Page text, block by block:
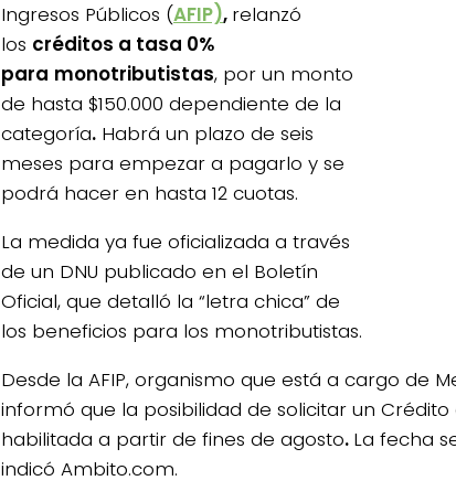
Ingresos Públicos (AFIP), relanzó
los créditos a tasa 0%
para monotributistas, por un monto
de hasta $150.000 dependiente de la
categoría. Habrá un plazo de seis
meses para empezar a pagarlo y se
podrá hacer en hasta 12 cuotas.
La medida ya fue oficializada a través
de un DNU publicado en el Boletín
Oficial, que detalló la “letra chica” de
los beneficios para los monotributistas.
Desde la AFIP, organismo que está a cargo de
informó que la posibilidad de solicitar un Crédito
habilitada a partir de fines de agosto. La fecha
indicó Ambito.com.